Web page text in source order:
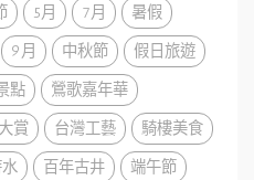
5月 7月
暑假
9月 中秋節
假日旅遊
點
鶯歌嘉年華
賞 台灣工藝
騎樓美食
百年古井
端午節